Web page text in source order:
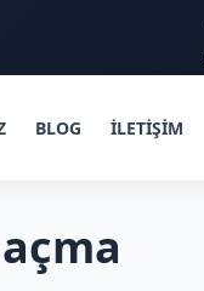
BLOG İLETİŞİM